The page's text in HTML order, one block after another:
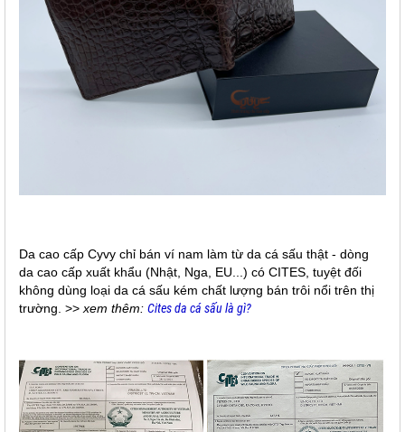
Da cao cấp Cyvy chỉ bán ví nam làm từ da cá sấu thật - dòng
da cao cấp xuất khẩu (Nhật, Nga, EU...) có CITES, tuyệt đối
không dùng loại da cá sấu kém chất lượng bán trôi nổi trên thị
trường. >> xem thêm: Cites da cá sấu là gì?